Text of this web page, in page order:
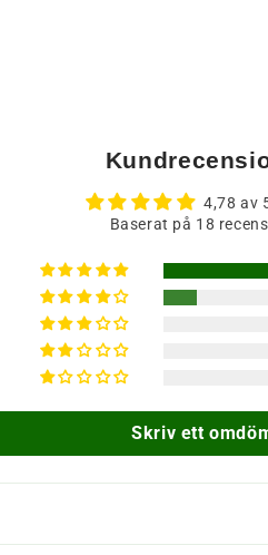
4,78 av
Baserat på 18
Skriv ett